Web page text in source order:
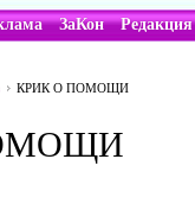
ЗаКон Редакция
КРИК О ПОМОЩИ